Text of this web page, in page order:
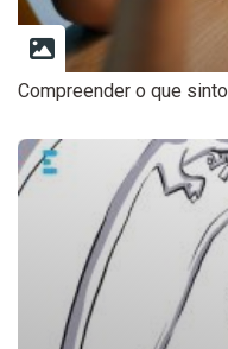
Compreender o que sinto